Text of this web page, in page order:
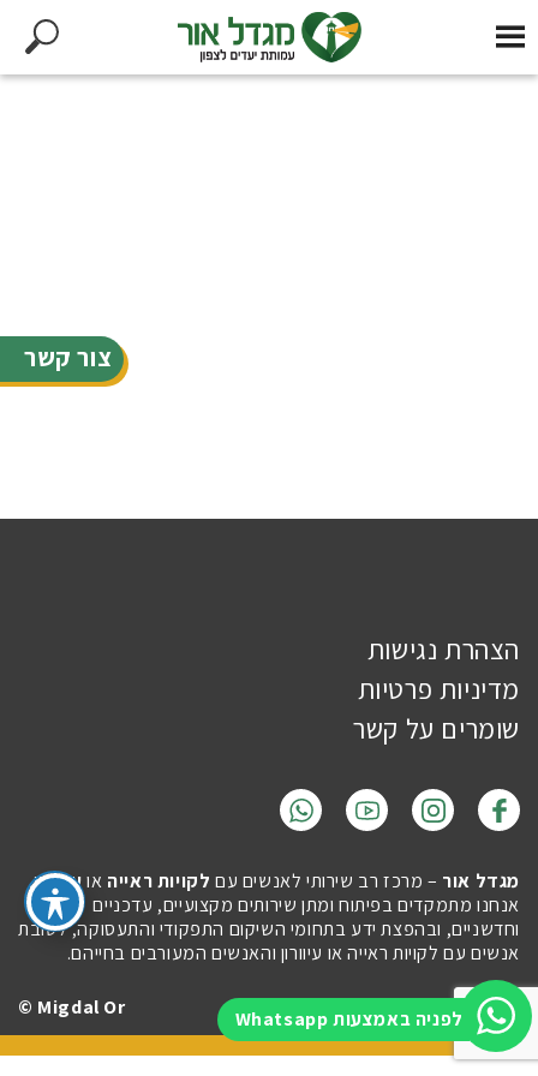
צור קשר
לפניה באמצעות Whatsapp
הצהרת נגישות
מדיניות פרטיות
שומרים על קשר
מגדל אור – מרכז רב שירותי לאנשים עם לקויות ראייה אועיוורון.
אנחנו מתמקדים בפיתוח ומתן שירותים מקצועיים, עדכניים
וחדשניים, ובהפצת ידע בתחומי השיקום התפקודי והתעסוקה, לטובת
אנשים עם לקויות ראייה או עיוורון והאנשים המעורבים בחייהם.
Imaginet
Migdal Or ©